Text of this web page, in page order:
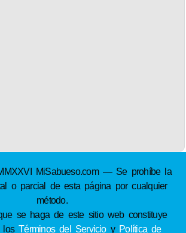
MiSabueso.com — Se prohíbe la
o parcial de esta página por cualquier
método.
se haga de este sitio web constituye
losTérminos del Servicioy Política de